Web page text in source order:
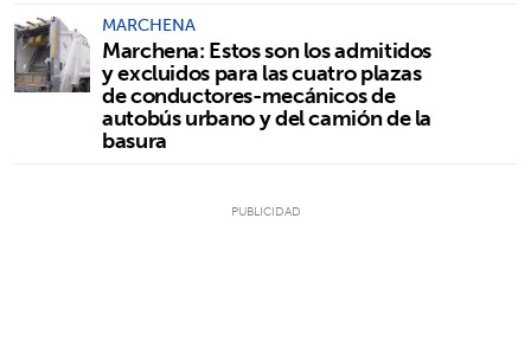
MARCHENA
Marchena: Estos son los admitidos
y excluidos para las cuatro plazas
de conductores-mecánicos de
autobús urbano y del camión de la
basura